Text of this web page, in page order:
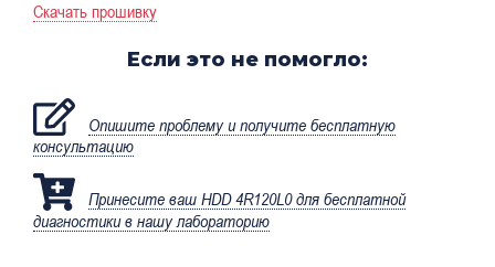
Скачать прошивку
Если это не помогло:
Опишите проблему и получите бесплатную
консультацию
Принесите ваш HDD 4R120L0 для бесплатной
диагностики в нашу лабораторию